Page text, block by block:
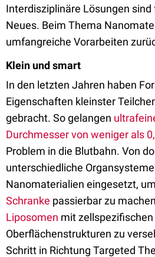
Interdisziplinäre Lösungen sind
Neues. Beim Thema
umfangreiche Vorarbeiten
Klein und smart
In den letzten Jahren haben
Eigenschaften kleinster
gebracht. So gelangen
Durchmesser von weniger als
Problem in die Blutbahn. Von
unterschiedliche
Nanomaterialien eingesetzt,
Schranke passierbar zu
Liposomen mit zellspezifischen
Oberflächenstrukturen zu
Schritt in Richtung Targeted